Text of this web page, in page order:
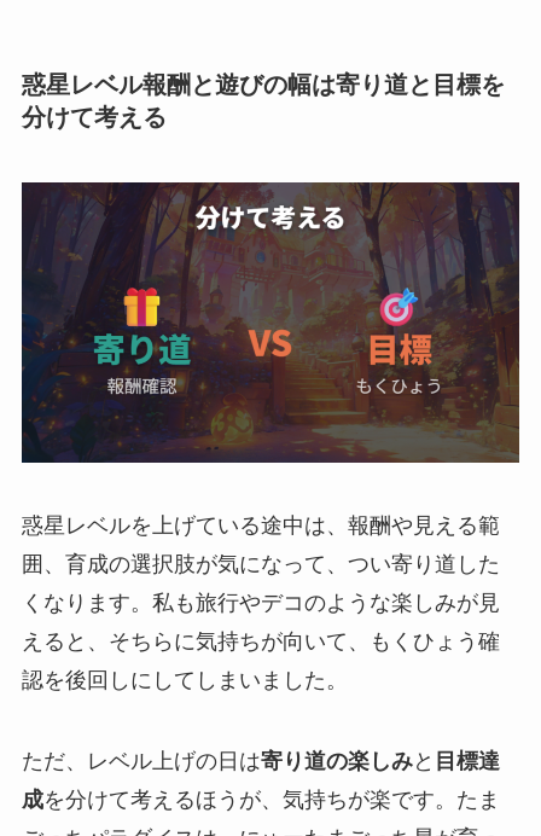
惑星レベル報酬と遊びの幅は寄り道と目標を
分けて考える
惑星レベルを上げている途中は、報酬や見える範
囲、育成の選択肢が気になって、つい寄り道した
くなります。私も旅行やデコのような楽しみが見
えると、そちらに気持ちが向いて、もくひょう確
認を後回しにしてしまいました。
ただ、レベル上げの日は寄り道の楽しみと 目標達
成を分けて考えるほうが、気持ちが楽です。たま